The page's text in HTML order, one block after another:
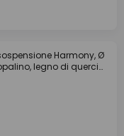
Harmony, Ø
legno di quercia,